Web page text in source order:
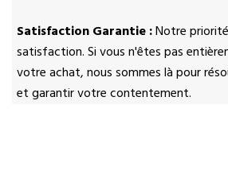
Satisfaction Garantie :Notre
satisfaction. Si vous n'êtes pas
votre achat, nous sommes là pour
et garantir votre contentement.